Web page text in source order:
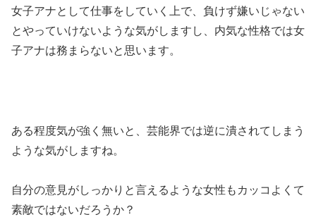
女子アナとして仕事をしていく上で、負けず嫌いじゃない
とやっていけないような気がしますし、内気な性格では女
子アナは務まらないと思います。
ある程度気が強く無いと、芸能界では逆に潰されてしまう
ような気がしますね。
自分の意見がしっかりと言えるような女性もカッコよくて
素敵ではないだろうか？